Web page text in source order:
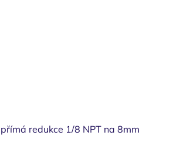
redukce 1/8 NPT na 8mm